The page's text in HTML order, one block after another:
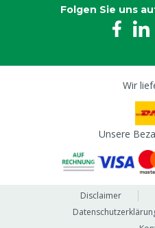
Folgen Sie uns
Wir
Unsere
Disclaimer